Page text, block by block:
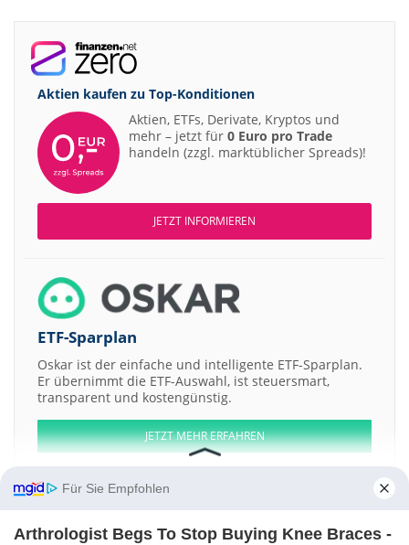
Aktien kaufen zu Top-Konditionen
Aktien, ETFs, Derivate, Kryptos und
mehr – jetzt für 0 Euro pro Trade
handeln (zzgl. marktüblicher Spreads)!
JETZT INFORMIEREN
ETF-Sparplan
Oskar ist der einfache und intelligente ETF-Sparplan.
Er übernimmt die ETF-Auswahl, ist steuersmart,
transparent und kostengünstig.
JETZT MEHR ERFAHREN
Für Sie Empfohlen
Arthrologist Begs To Stop Buying Knee Braces -